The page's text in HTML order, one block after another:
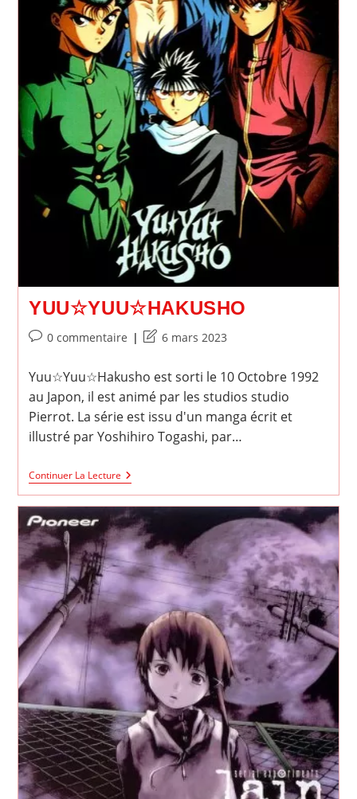
YUU☆YUU☆HAKUSHO
Commentaires
la
publication :
0 commentaire
Dernière
la
publication :
6 mars 2023
Yuu☆Yuu☆Hakusho est sorti le 10 Octobre 1992
au Japon, il est animé par les studios studio
Pierrot. La série est issu d'un manga écrit et
illustré par Yoshihiro Togashi, par…
Continuer La LectureYuu☆Yuu☆Hakusho